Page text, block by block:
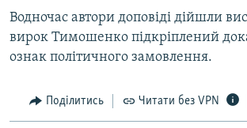
Водночас автори доповіді дійшли
вирок Тимошенко підкріплений
ознак політичного замовлення.
Поділитись Читати без VPN